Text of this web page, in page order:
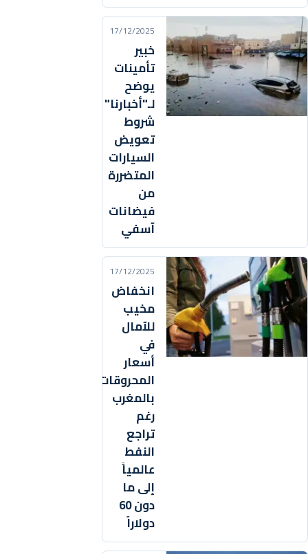
17/12/2025
خبير
تأمينات
يوضح
لـ"أخبارنا"
شروط
تعويض
السيارات
المتضررة
من
فيضانات
آسفي
17/12/2025
انخفاض
مخيب
للآمال
في
أسعار
المحروقات
بالمغرب
رغم
تراجع
النفط
عالمياً
إلى ما
دون 60
دولاراً